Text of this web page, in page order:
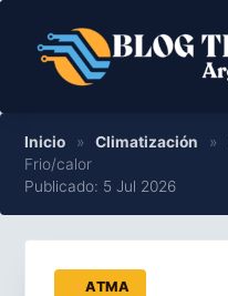
contenido
Inicio » Climatización »
Frio/calor
Publicado: 5 Jul 2026
ATMA